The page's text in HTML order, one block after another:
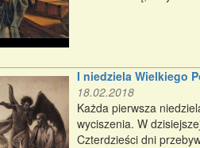
I niedziela Wielkiego
18.02.2018
Każda pierwsza
wyciszenia. W
Czterdzieści dni